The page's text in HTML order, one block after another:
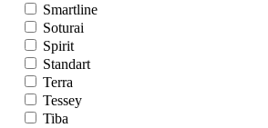
Smartline
Soturai
Spirit
Standart
Terra
Tessey
Tiba